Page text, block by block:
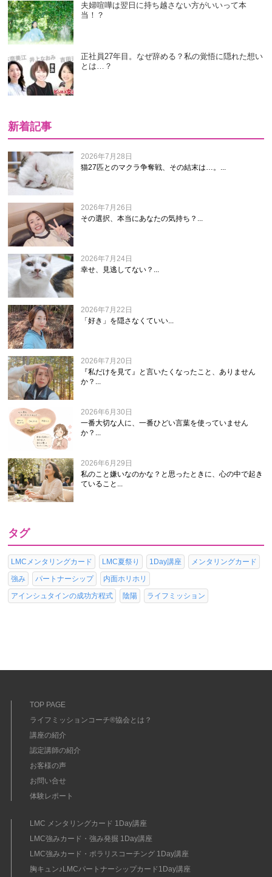
夫婦喧嘩は翌日に持ち越さない方がいいって本
当！？
正社員27年目。なぜ辞める？私の覚悟に隠れた想い
とは…？
新着記事
2026年7月28日
猫27匹とのマクラ争奪戦、その結末は…。...
2026年7月26日
その選択、本当にあなたの気持ち？...
2026年7月24日
幸せ、見逃してない？...
2026年7月22日
「好き」を隠さなくていい...
2026年7月20日
『私だけを見て』と言いたくなったこと、ありません
か？...
2026年6月30日
一番大切な人に、一番ひどい言葉を使っていません
か？...
2026年6月29日
私のこと嫌いなのかな？と思ったときに、心の中で起き
ていること...
タグ
LMCメンタリングカード LMC夏祭り 1Day講座
メンタリングカード
強み
パートナーシップ
内面ホリホリ
アインシュタインの成功方程式
陰陽 ライフミッション
TOP PAGE
ライフミッションコーチ®協会とは？
講座の紹介
認定講師の紹介
お客様の声
お問い合せ
体験レポート
LMC メンタリングカード 1Day講座
LMC強みカード・強み発掘 1Day講座
LMC強みカード・ポラリスコーチング 1Day講座
胸キュン♪LMCパートナーシップカード1Day講座